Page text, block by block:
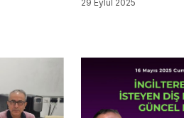
29 Eylül 2025